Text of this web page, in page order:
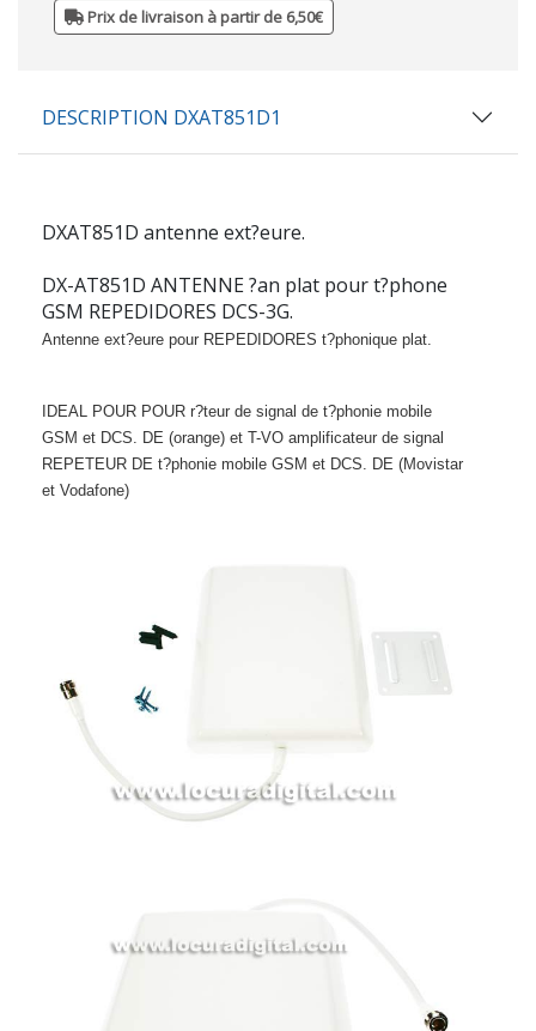
Prix de livraison à partir de 6,50€
DESCRIPTION DXAT851D1
DXAT851D antenne ext?eure.
DX-AT851D ANTENNE ?an plat pour t?phone
GSM REPEDIDORES DCS-3G.
Antenne ext?eure pour REPEDIDORES t?phonique plat.
IDEAL POUR POUR r?teur de signal de t?phonie mobile
GSM et DCS.
DE (orange) et T-VO amplificateur de signal
REPETEUR DE t?phonie mobile GSM et DCS.
DE (Movistar
et Vodafone)